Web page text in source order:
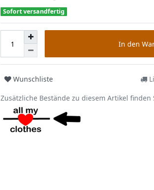
Sofort versandfertig
In den
Wunschliste
Zusätzliche Bestände zu diesem Artikel